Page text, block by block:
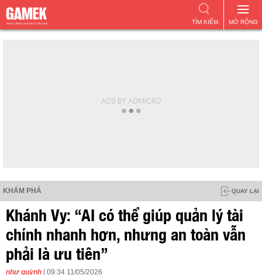
MỞ RỘNG
TÌM KIẾM
KHÁM PHÁ QUAY LẠI
Khánh Vy: “AI có thể giúp quản lý tài
chính nhanh hơn, nhưng an toàn vẫn
phải là ưu tiên”
như quỳnh | 09:34 11/05/2026